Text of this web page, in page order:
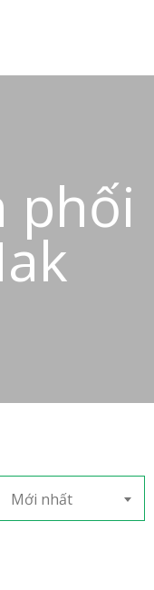
phối
Mới nhất